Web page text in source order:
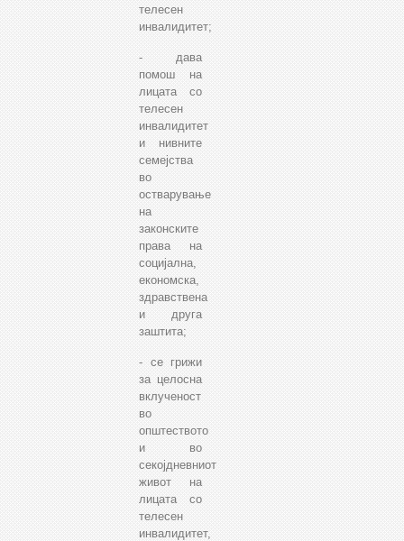
телесен
инвалидитет;
- дава
помош на
лицата со
телесен
инвалидитет
и нивните
семејства
во
остварување
на
законските
права на
социјална,
економска,
здравствена
и друга
заштита;
- се грижи
за целосна
вклученост
во
општеството
и во
секојдневниот
живот на
лицата со
телесен
инвалидитет,